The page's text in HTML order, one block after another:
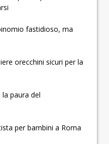
fastidioso, ma
orecchini sicuri per la
paura del
per bambini a Roma